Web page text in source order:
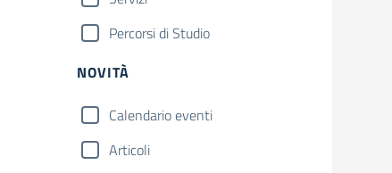
Percorsi di Studio
NOVITÀ
Calendario eventi
Articoli